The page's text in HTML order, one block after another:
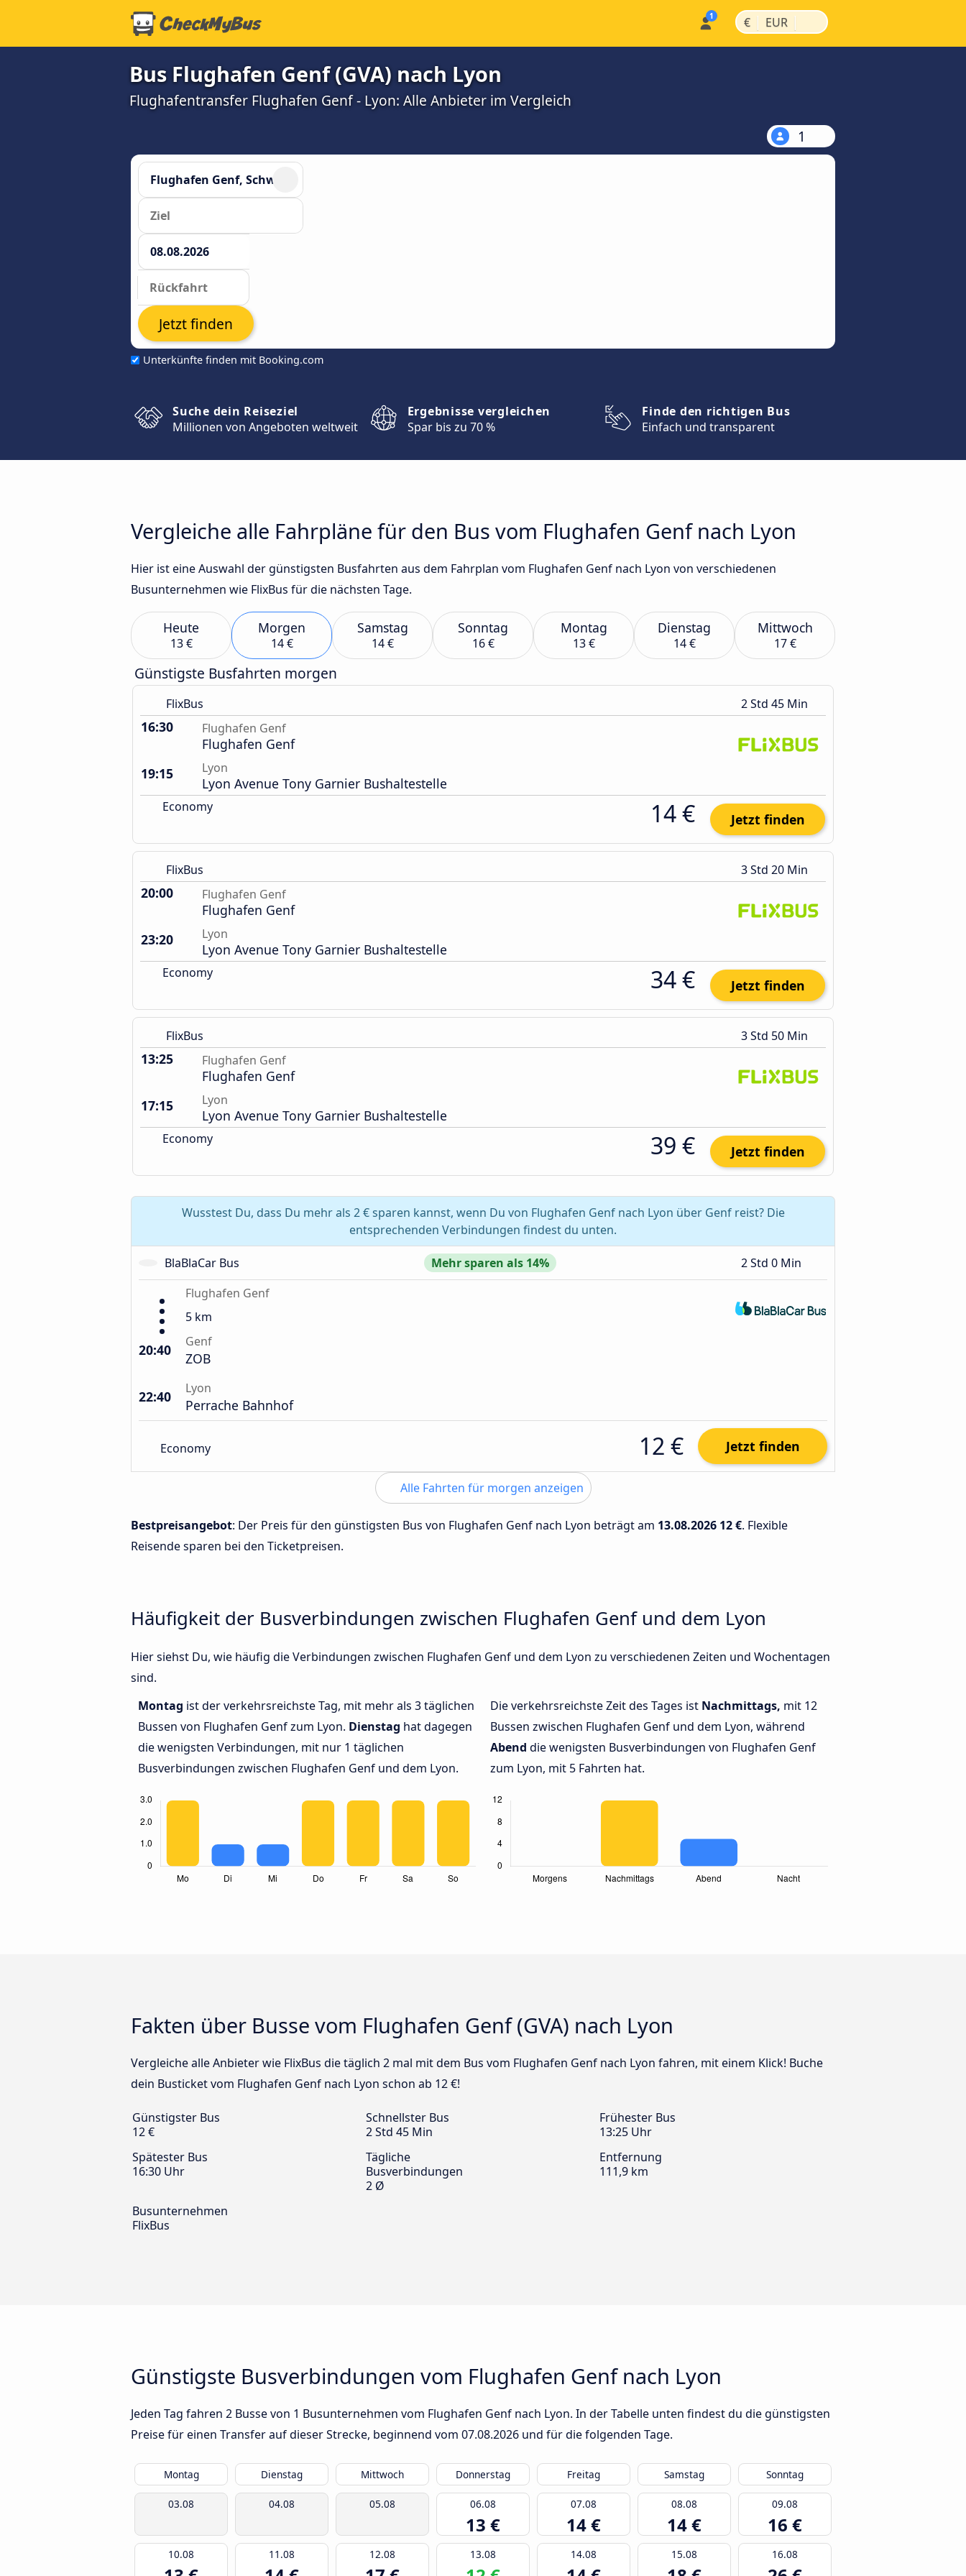
€ | EUR |
Bus Flughafen Genf (GVA) nach Lyon
Flughafentransfer Flughafen Genf - Lyon: Alle Anbieter im Vergleich
1
Unterkünfte finden mit Booking.com
Jetzt finden
Suche dein Reiseziel
Millionen von Angeboten weltweit
Ergebnisse vergleichen
Spar bis zu 70 %
Finde den richtigen Bus
Einfach und transparent
Vergleiche alle Fahrpläne für den Bus vom Flughafen Genf nach Lyon
Hier ist eine Auswahl der günstigsten Busfahrten aus dem Fahrplan vom Flughafen Genf nach Lyon von verschiedenen
Busunternehmen wie FlixBus für die nächsten Tage.
Heute
13 €
Morgen
14 €
Samstag
14 €
Sonntag
16 €
Montag
13 €
Dienstag
14 €
Mittwoch
17 €
Günstigste Busfahrten morgen
FlixBus 2 Std 45 Min
16:30 Flughafen Genf
Flughafen Genf
19:15
Lyon
Lyon Avenue Tony Garnier Bushaltestelle
Economy 14 € Jetzt finden
FlixBus 3 Std 20 Min
20:00 Flughafen Genf
Flughafen Genf
23:20
Lyon
Lyon Avenue Tony Garnier Bushaltestelle
Economy 34 € Jetzt finden
FlixBus 3 Std 50 Min
13:25 Flughafen Genf
Flughafen Genf
17:15
Lyon
Lyon Avenue Tony Garnier Bushaltestelle
Economy 39 € Jetzt finden
Wusstest Du, dass Du mehr als 2 € sparen kannst, wenn Du von Flughafen Genf nach Lyon über Genf reist? Die
entsprechenden Verbindungen findest du unten.
BlaBlaCar Bus Mehr sparen als 14%
2 Std 0 Min
Flughafen Genf
5 km
20:40 Genf
ZOB
22:40 Lyon
Perrache Bahnhof
Economy 12 € Jetzt finden
Alle Fahrten für morgen anzeigen
Bestpreisangebot: Der Preis für den günstigsten Bus von Flughafen Genf nach Lyon beträgt am 13.08.2026 12 €. Flexible
Reisende sparen bei den Ticketpreisen.
Häufigkeit der Busverbindungen zwischen Flughafen Genf und dem Lyon
Hier siehst Du, wie häufig die Verbindungen zwischen Flughafen Genf und dem Lyon zu verschiedenen Zeiten und Wochentagen
sind.
Montag ist der verkehrsreichste Tag, mit mehr als 3 täglichen
Bussen von Flughafen Genf zum Lyon. Dienstag hat dagegen
die wenigsten Verbindungen, mit nur 1 täglichen
Busverbindungen zwischen Flughafen Genf und dem Lyon.
Die verkehrsreichste Zeit des Tages ist Nachmittags, mit 12
Bussen zwischen Flughafen Genf und dem Lyon, während
Abend die wenigsten Busverbindungen von Flughafen Genf
zum Lyon, mit 5 Fahrten hat.
Fakten über Busse vom Flughafen Genf (GVA) nach Lyon
Vergleiche alle Anbieter wie FlixBus die täglich 2 mal mit dem Bus vom Flughafen Genf nach Lyon fahren, mit einem Klick! Buche
dein Busticket vom Flughafen Genf nach Lyon schon ab 12 €!
Günstigster Bus
12 €
Schnellster Bus
2 Std 45 Min
Frühester Bus
13:25 Uhr
Spätester Bus
16:30 Uhr
Tägliche
Busverbindungen
2 Ø
Entfernung
111,9 km
Busunternehmen
FlixBus
Günstigste Busverbindungen vom Flughafen Genf nach Lyon
Jeden Tag fahren 2 Busse von 1 Busunternehmen vom Flughafen Genf nach Lyon. In der Tabelle unten findest du die günstigsten
Preise für einen Transfer auf dieser Strecke, beginnend vom 07.08.2026 und für die folgenden Tage.
Montag Dienstag Mittwoch Donnerstag Freitag Samstag Sonntag
03.08 04.08 05.08 06.08
13 €
07.08
14 €
08.08
14 €
09.08
16 €
10.08 11.08 12.08 13.08 14.08 15.08 16.08